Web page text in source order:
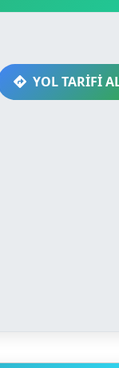
YOL TARİFİ